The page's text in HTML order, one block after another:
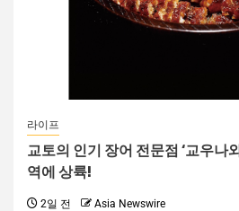
라이프
교토의 인기 장어 전문점 ‘교우나
역에 상륙!
2일 전 Asia Newswire